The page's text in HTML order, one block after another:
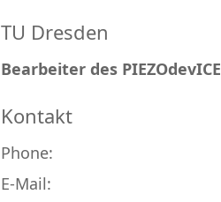
TU Dresden
Bearbeiter des PIEZOdevICE
Kontakt
Phone:
E-Mail: